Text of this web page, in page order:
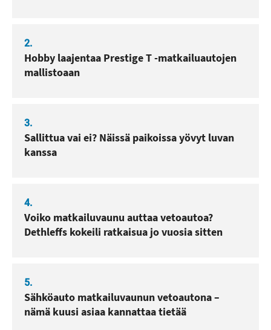
2.
Hobby laajentaa Prestige T -matkailuautojen
mallistoaan
3.
Sallittua vai ei? Näissä paikoissa yövyt luvan
kanssa
4.
Voiko matkailuvaunu auttaa vetoautoa?
Dethleffs kokeili ratkaisua jo vuosia sitten
5.
Sähköauto matkailuvaunun vetoautona –
nämä kuusi asiaa kannattaa tietää